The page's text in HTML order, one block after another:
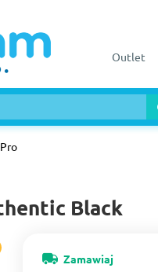
Outlet
Black
Zamawiaj